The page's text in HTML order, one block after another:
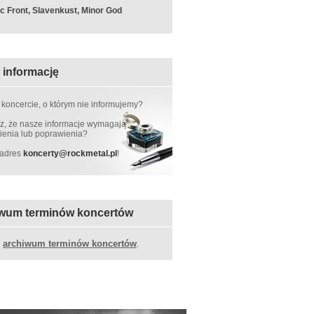
Front, Slavenkust, Minor God
informację
o którym nie informujemy?
że nasze informacje wymagają
lub poprawienia?
koncerty@rockmetal.pl!
terminów koncertów
archiwum terminów koncertów.